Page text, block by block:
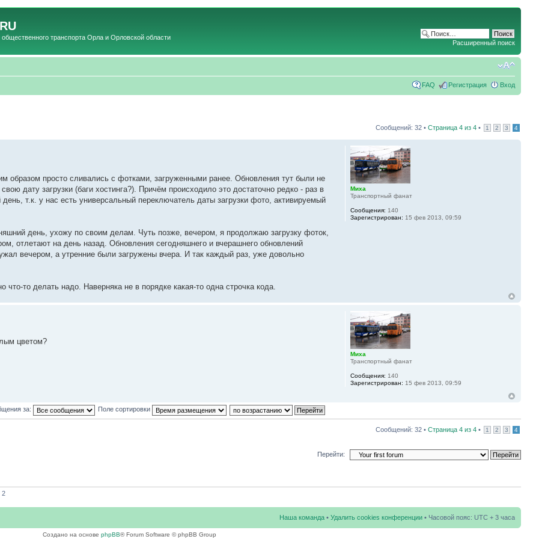
транспорта Орла и Орловской области
Расширенный поиск
FAQ Регистрация Вход
Сообщений: 32 • Страница 4 из 4 • 1 2 3 4
образом просто сливались с фотками, загруженными ранее. Обновления тут были не
дату загрузки (баги хостинга?). Причём происходило это достаточно редко - раз в
т.к. у нас есть универсальный переключатель даты загрузки фото, активируемый
день, ухожу по своим делам. Чуть позже, вечером, я продолжаю загрузку фоток,
отлетают на день назад. Обновления сегодняшнего и вчерашнего обновлений
вечером, а утренние были загружены вчера. И так каждый раз, уже довольно
то делать надо. Наверняка не в порядке какая-то одна строчка кода.
Миха
Транспортный фанат
Сообщения: 140
Зарегистрирован: 15 фев 2013, 09:59
цветом?
Миха
Транспортный фанат
Сообщения: 140
Зарегистрирован: 15 фев 2013, 09:59
за: Поле сортировки
Сообщений: 32 • Страница 4 из 4 • 1 2 3 4
Перейти:
2
Наша команда • Удалить cookies конференции • Часовой пояс: UTC + 3 часа
Создано на основе phpBB® Forum Software © phpBB Group